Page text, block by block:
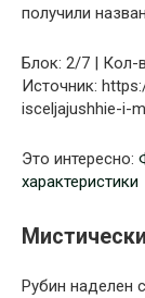
получили
Блок: 2/7 | Кол-
Источник:
isceljajushhie-i-
Это интересно:
характеристики
Рубин наделен